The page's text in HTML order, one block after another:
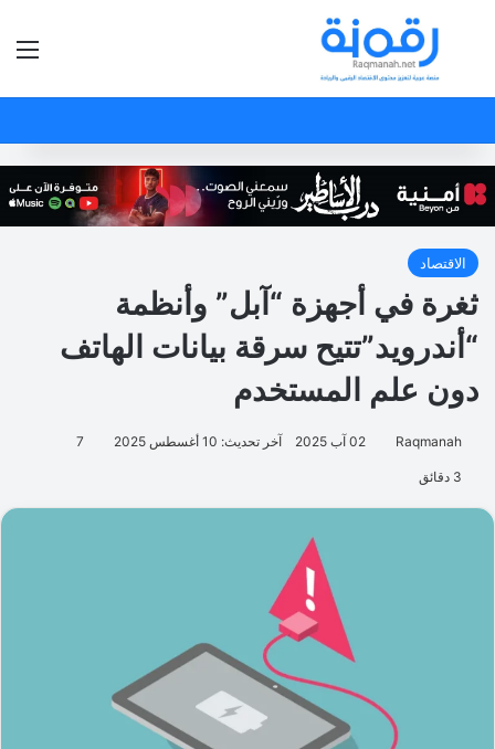
بحث عن
الاقتصاد
ثغرة في أجهزة “آبل” وأنظمة
“أندرويد”تتيح سرقة بيانات الهاتف
دون علم المستخدم
Raqmanah 02 آب 2025 آخر تحديث: 10 أغسطس 2025 7